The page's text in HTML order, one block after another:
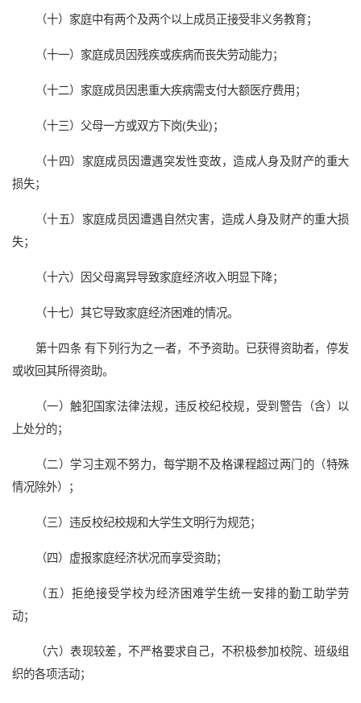
（十）家庭中有两个及两个以上成员正接受非义务教育；
（十一）家庭成员因残疾或疾病而丧失劳动能力；
（十二）家庭成员因患重大疾病需支付大额医疗费用；
（十三）父母一方或双方下岗(失业)；
（十四）家庭成员因遭遇突发性变故，造成人身及财产的重大
损失；
（十五）家庭成员因遭遇自然灾害，造成人身及财产的重大损
失；
（十六）因父母离异导致家庭经济收入明显下降；
（十七）其它导致家庭经济困难的情况。
第十四条 有下列行为之一者，不予资助。已获得资助者，停发
或收回其所得资助。
（一）触犯国家法律法规，违反校纪校规，受到警告（含）以
上处分的；
（二）学习主观不努力，每学期不及格课程超过两门的（特殊
情况除外）；
（三）违反校纪校规和大学生文明行为规范；
（四）虚报家庭经济状况而享受资助；
（五）拒绝接受学校为经济困难学生统一安排的勤工助学劳
动；
（六）表现较差，不严格要求自己，不积极参加校院、班级组
织的各项活动；